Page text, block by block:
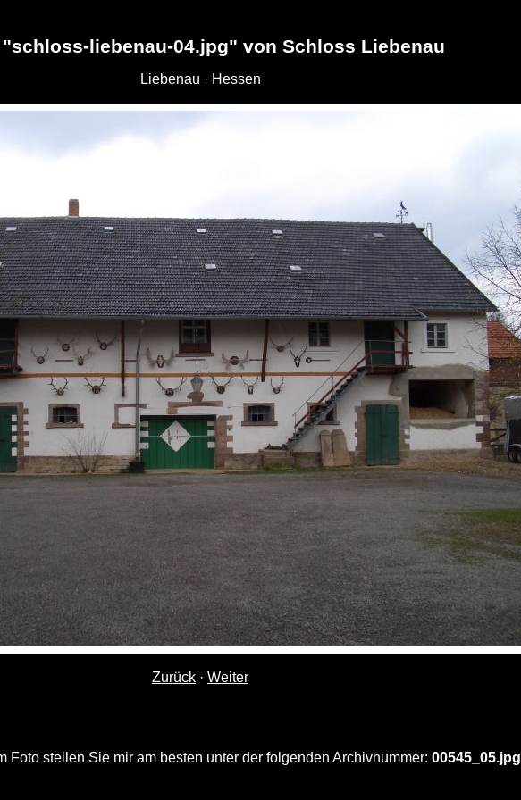
liebenau-04.jpg" von Schloss Liebenau
Liebenau · Hessen
Zurück · Weiter
Foto stellen Sie mir am besten unter der folgenden Archivnummer: 00545_05.jpg